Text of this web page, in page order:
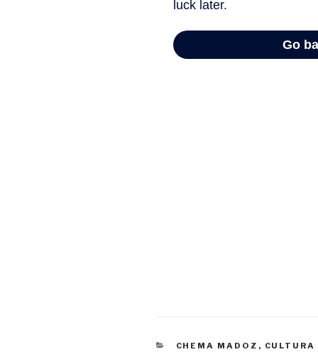
CATEGORÍAS
CHEMA MADOZ ,